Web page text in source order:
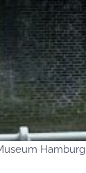
Hamburg